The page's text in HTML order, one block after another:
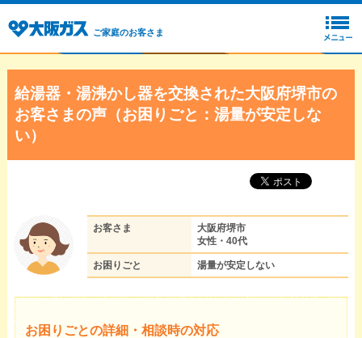
ご家庭のお客さま
給湯器・湯沸かし器を交換された大阪府堺市の
お客さまの声（お困りごと：湯量が安定しな
い）
お客さま
大阪府堺市
女性・40代
お困りごと 湯量が安定しない
お困りごとの詳細・相談時の対応